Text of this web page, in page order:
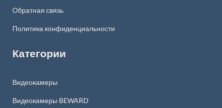
Обратная связь
Политика конфиденциальности
Категории
Видеокамеры
Видеокамеры BEWARD